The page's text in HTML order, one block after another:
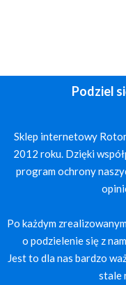
Podziel
Sklep internetowy
2012 roku. Dzięki
program ochrony
Po każdym
o podzielenie się z
Jest to dla nas bardzo
stale